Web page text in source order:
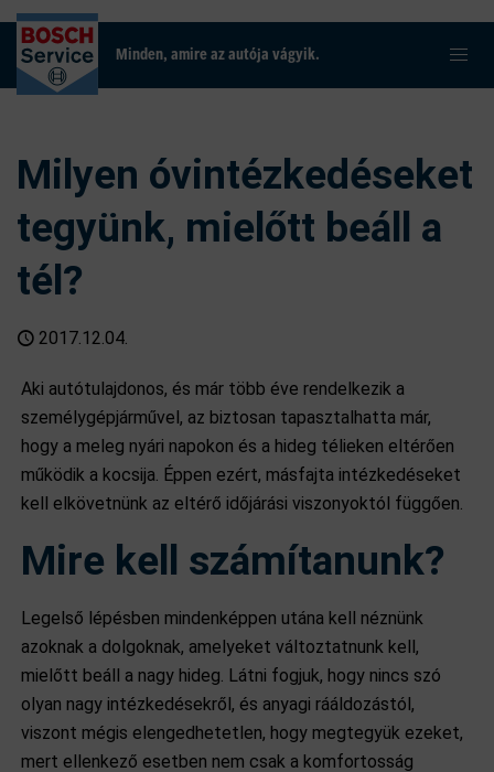
Minden, amire az autója vágyik.
Milyen óvintézkedéseket
tegyünk, mielőtt beáll a
tél?
2017.12.04.
Aki autótulajdonos, és már több éve rendelkezik a
személygépjárművel, az biztosan tapasztalhatta már,
hogy a meleg nyári napokon és a hideg télieken eltérően
működik a kocsija. Éppen ezért, másfajta intézkedéseket
kell elkövetnünk az eltérő időjárási viszonyoktól függően.
Mire kell számítanunk?
Legelső lépésben mindenképpen utána kell néznünk
azoknak a dolgoknak, amelyeket változtatnunk kell,
mielőtt beáll a nagy hideg. Látni fogjuk, hogy nincs szó
olyan nagy intézkedésekről, és anyagi rááldozástól,
viszont mégis elengedhetetlen, hogy megtegyük ezeket,
mert ellenkező esetben nem csak a komfortosság